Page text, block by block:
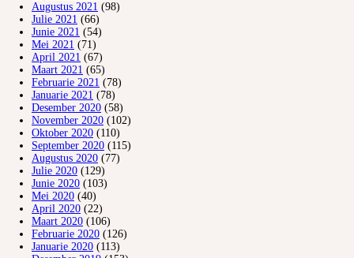
Augustus 2021 (98)
Julie 2021 (66)
Junie 2021 (54)
Mei 2021 (71)
April 2021 (67)
Maart 2021 (65)
Februarie 2021 (78)
Januarie 2021 (78)
Desember 2020 (58)
November 2020 (102)
Oktober 2020 (110)
September 2020 (115)
Augustus 2020 (77)
Julie 2020 (129)
Junie 2020 (103)
Mei 2020 (40)
April 2020 (22)
Maart 2020 (106)
Februarie 2020 (126)
Januarie 2020 (113)